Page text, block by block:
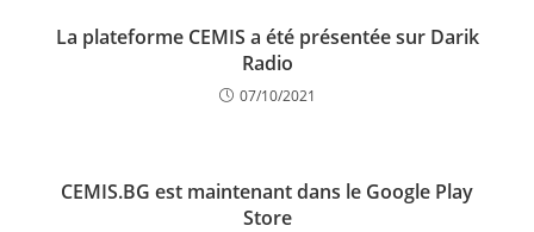
La plateforme CEMIS a été présentée sur Darik
Radio
07/10/2021
CEMIS.BG est maintenant dans le Google Play
Store